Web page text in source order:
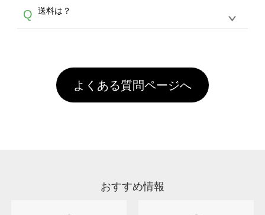
からご利用頂けます。ポイントの有効期限は一
年間です。【会員ランク】過去10カ月のご注
文回数により会員ランク割引(最大5%)が適用
頂いても、ログインがされていなければ、ラン
クにカウントがされません。
といって、プリントを定着させるための処理剤
を塗布しており、短納期・低価格で商品をお届
害な性質で、水洗いで落とすことが可能です。
お手数ですが、お客様ご自身にて着用前に落と
していただけますようお願いいたします。※1
通常注文・直送機能でのご注文に関わらず、前
A
ません。いずれのデータも該当デザインのみ画
像(JPEG,PNG,GIF,PDF)に変換、またはAdobe
Q 送料は？
引」などによるお値引きで4,000円未満になる
場合は送料がかかりますので、ご注意くださ
い。
よくある質問ページへ
おすすめ情報